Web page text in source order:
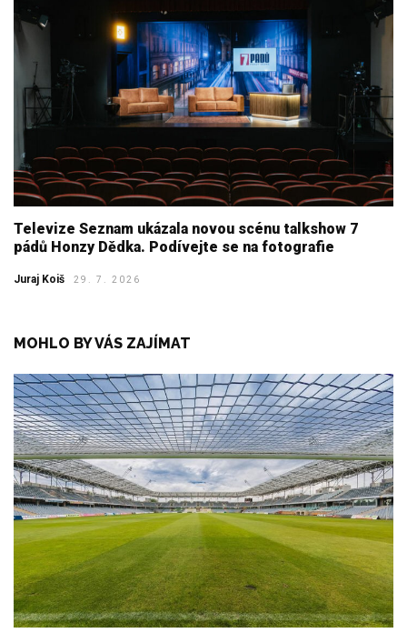
Televize Seznam ukázala novou scénu talkshow 7
pádů Honzy Dědka. Podívejte se na fotografie
Juraj Koiš 29. 7. 2026
MOHLO BY VÁS ZAJÍMAT